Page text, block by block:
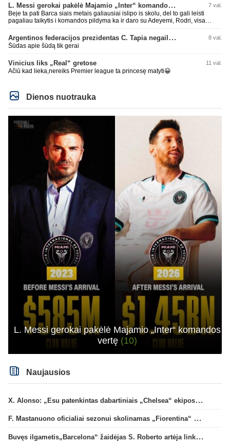
L. Messi gerokai pakėlė Majamio „Inter“ komandos vertę 7 val.
Beje ta pati Barca siais metais galiausiai islipo is skolu, del to gali leisti
pagaliau taikytis i komandos pildyma ka ir daro su Adeyemi, Rodri, visa
Argentinos federacijos prezidentas C. Tapia negailėjo pagyrų G. Infantino 8 val.
Šūdas apie šūdą tik gerai
Vinicius liks „Real“ gretose 11 val.
Ačiū kad lieka,nereiks Premier league ta princesę matyti😀
Dienos nuotrauka
L. Messi gerokai pakėlė Majamio „Inter“ komandos
vertę (10)
Naujausios
X. Alonso: „Esu patenkintas dabartiniais „Chelsea“ ekipos vartininkais“
F. Mastanuono oficialiai sezonui skolinamas „Fiorentina“ ekipai
Buvęs ilgametis„Barcelona“ žaidėjas S. Roberto artėja link persikėlimo į MLS